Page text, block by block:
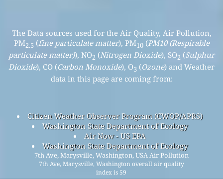
The Data sources used for the Air Quality, Air Pollution,
PM2.5 (fine particulate matter), PM10(PM10 (Respirable
particulate matter)), NO2 (Nitrogen Dioxide), SO2 (Sulphur
Dioxide), CO (Carbon Monoxide), O3 (Ozone) and Weather
data in this page are coming from:
Citizen Weather Observer Program (CWOP/APRS)
Washington State Department of Ecology
Air Now - US EPA
Washington State Department of Ecology
7th Ave, Marysville, Washington, USA Air Pollution
7th Ave, Marysville, Washington overall air quality
index is 59